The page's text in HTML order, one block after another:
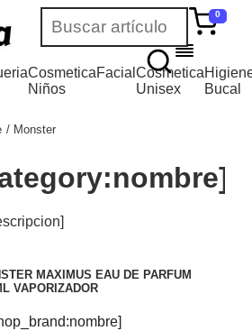
0
Cosmetica
Niños
FacialCosmetica
Unisex
Bucal
Monster
MAXIMUS EAU DE PARFUM
VAPORIZADOR